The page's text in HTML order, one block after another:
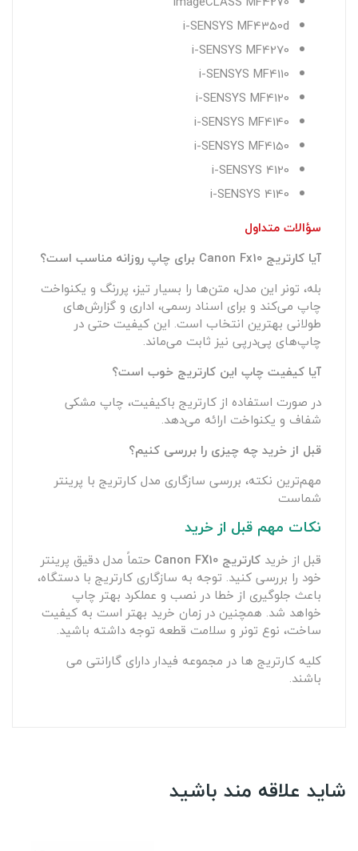
i-SENSYS MF4350d
i-SENSYS MF4270
i-SENSYS MF4110
i-SENSYS MF4120
i-SENSYS MF4140
i-SENSYS MF4150
i-SENSYS 4120
i-SENSYS 4140
سؤالات متداول
آیا کارتریج Canon Fx10 برای چاپ روزانه مناسب است؟
بله، تونر این مدل، متن‌ها را بسیار تیز، پررنگ و یکنواخت
چاپ می‌کند و برای اسناد رسمی، اداری و گزارش‌های
طولانی بهترین انتخاب است. این کیفیت حتی در
چاپ‌های پی‌درپی نیز ثابت می‌ماند.
آیا کیفیت چاپ این کارتریج خوب است؟
در صورت استفاده از کارتریج باکیفیت، چاپ مشکی
شفاف و یکنواخت ارائه می‌دهد.
قبل از خرید چه چیزی را بررسی کنیم؟
مهم‌ترین نکته، بررسی سازگاری مدل کارتریج با پرینتر
شماست
نکات مهم قبل از خرید
قبل از خرید کارتریج Canon FX10
حتماً مدل دقیق پرینتر
خود را بررسی کنید. توجه به سازگاری کارتریج با دستگاه،
باعث جلوگیری از خطا در نصب و عملکرد بهتر چاپ
خواهد شد. همچنین در زمان خرید بهتر است به کیفیت
ساخت، نوع تونر و سلامت قطعه توجه داشته باشید.
کلیه کارتریج ها در مجموعه فیدار دارای گارانتی می
باشند.
شاید علاقه مند باشید